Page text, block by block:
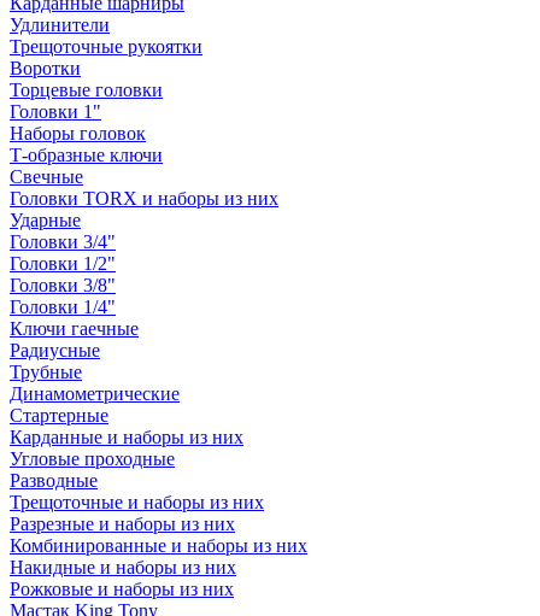
Удлинители
Трещоточные рукоятки
Воротки
Торцевые головки
Головки 1"
Наборы головок
Т-образные ключи
Свечные
Головки TORX и наборы из них
Ударные
Головки 3/4"
Головки 1/2"
Головки 3/8"
Головки 1/4"
Ключи гаечные
Радиусные
Трубные
Динамометрические
Стартерные
Карданные и наборы из них
Угловые проходные
Разводные
Трещоточные и наборы из них
Разрезные и наборы из них
Комбинированные и наборы из них
Накидные и наборы из них
Рожковые и наборы из них
Мастак King Tony